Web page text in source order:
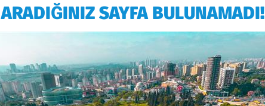
ARADIĞINIZ SAYFA BULUNAMADI!